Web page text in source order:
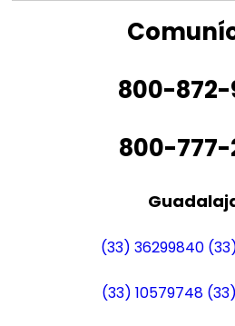
800-872-
800-777-
(33) 36299840
(33) 10579748